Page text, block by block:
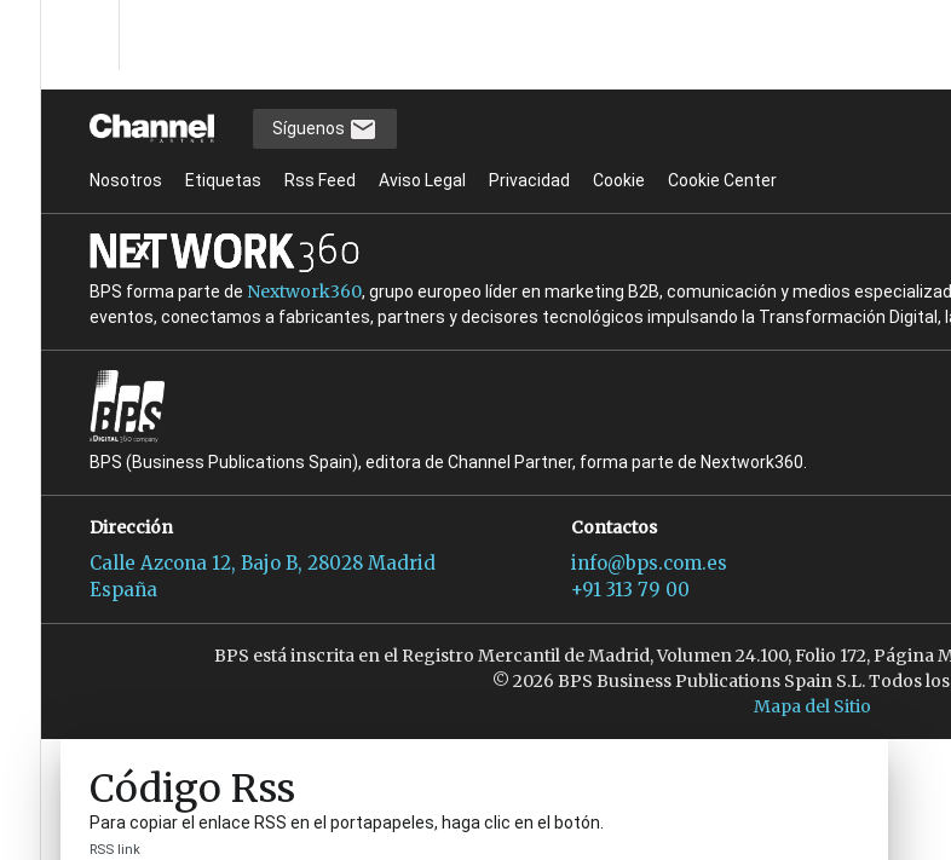
Síguenos
Nosotros Etiquetas Rss Feed Aviso Legal Privacidad Cookie Cookie Center
BPS forma parte de Nextwork360, grupo europeo líder en marketing B2B, comunicación y medios
eventos, conectamos a fabricantes, partners y decisores tecnológicos impulsando la Transformación Digital,
BPS (Business Publications Spain), editora de Channel Partner, forma parte de Nextwork360.
Dirección
Calle Azcona 12, Bajo B, 28028 Madrid
España
Contactos
info@bps.com.es
+91 313 79 00
BPS está inscrita en el Registro Mercantil de Madrid, Volumen 24.100, Folio 172,
© 2026 BPS Business Publications Spain S.L. Todos
Mapa del Sitio
Código Rss
Para copiar el enlace RSS en el portapapeles, haga clic en el botón.
RSS link